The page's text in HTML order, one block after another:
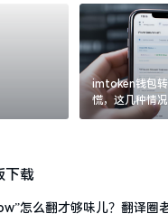
imtoken钱包
慌，这几种情
下载
怎么翻才够味儿？翻译圈老